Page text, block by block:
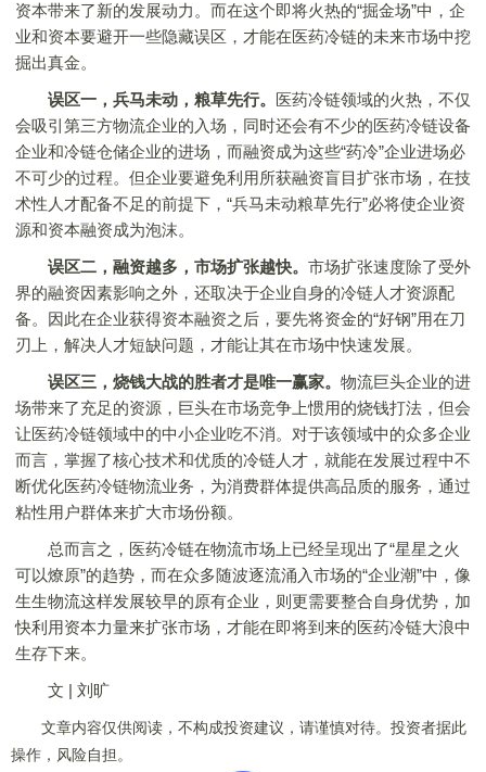
资本带来了新的发展动力。而在这个即将火热的“掘金场”中，企
业和资本要避开一些隐藏误区，才能在医药冷链的未来市场中挖
掘出真金。
误区一，兵马未动，粮草先行。 医药冷链领域的火热，不仅
会吸引第三方物流企业的入场，同时还会有不少的医药冷链设备
企业和冷链仓储企业的进场，而融资成为这些“药冷”企业进场必
不可少的过程。但企业要避免利用所获融资盲目扩张市场，在技
术性人才配备不足的前提下，“兵马未动粮草先行”必将使企业资
源和资本融资成为泡沫。
误区二，融资越多，市场扩张越快。 市场扩张速度除了受外
界的融资因素影响之外，还取决于企业自身的冷链人才资源配
备。因此在企业获得资本融资之后，要先将资金的“好钢”用在刀
刃上，解决人才短缺问题，才能让其在市场中快速发展。
误区三，烧钱大战的胜者才是唯一赢家。 物流巨头企业的进
场带来了充足的资源，巨头在市场竞争上惯用的烧钱打法，但会
让医药冷链领域中的中小企业吃不消。对于该领域中的众多企业
而言，掌握了核心技术和优质的冷链人才，就能在发展过程中不
断优化医药冷链物流业务，为消费群体提供高品质的服务，通过
粘性用户群体来扩大市场份额。
总而言之，医药冷链在物流市场上已经呈现出了“星星之火
可以燎原”的趋势，而在众多随波逐流涌入市场的“企业潮”中，像
生生物流这样发展较早的原有企业，则更需要整合自身优势，加
快利用资本力量来扩张市场，才能在即将到来的医药冷链大浪中
生存下来。
文 | 刘旷
文章内容仅供阅读，不构成投资建议，请谨慎对待。投资者据此
操作，风险自担。